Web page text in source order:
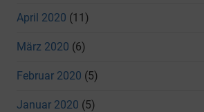
April 2020 (11)
März 2020 (6)
Februar 2020 (5)
Januar 2020 (5)